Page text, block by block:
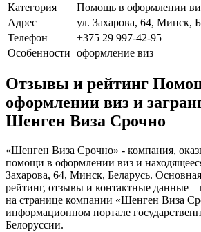
Категория
Помощь в оформлении
Адрес
ул. Захарова, 64, Минск,
Телефон
+375 29 997-42-95
Особенности оформление виз
Отзывы и рейтинг
оформлении виз и
Шенген Виза Срочно
«Шенген Виза Срочно» - компания,
помощи в оформлении виз и
Захарова, 64, Минск, Беларусь.
рейтинг, отзывы и контактные данные –
на странице компании «Шенген Виза
информационном портале
Белоруссии.